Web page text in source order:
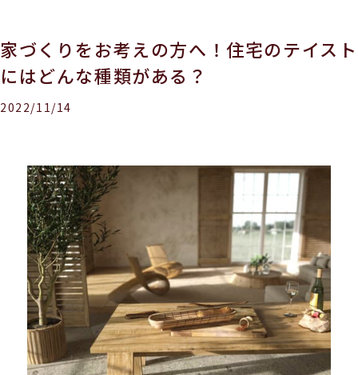
家づくりをお考えの方へ！住宅のテイスト
にはどんな種類がある？
2022/11/14